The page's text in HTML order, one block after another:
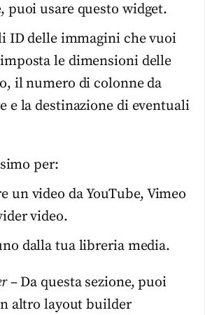
puoi usare questo widget.
ID delle immagini che vuoi
le dimensioni delle
il numero di colonne da
e la destinazione di eventuali
per:
un video da YouTube, Vimeo
video.
dalla tua libreria media.
– Da questa sezione, puoi
altro layout builder